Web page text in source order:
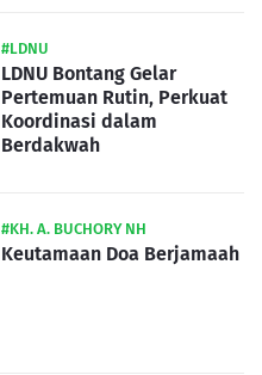
#LDNU
LDNU Bontang Gelar
Pertemuan Rutin, Perkuat
Koordinasi dalam
Berdakwah
#KH. A. BUCHORY NH
Keutamaan Doa Berjamaah